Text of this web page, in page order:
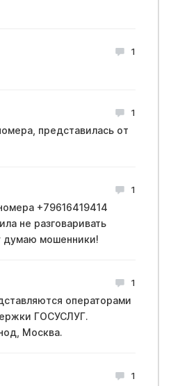
1
1
пpeдставилась от
1
+79616419414
не разговаривать
думаю мошенники!
1
операторами
ГОСУСЛУГ.
Москва.
1